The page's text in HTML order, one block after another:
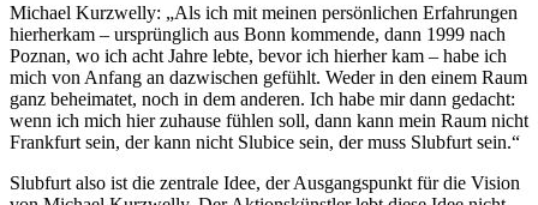
Michael Kurzwelly: „Als ich mit meinen persönlichen Erfahrungen
hierherkam – ursprünglich aus Bonn kommende, dann 1999 nach
Poznan, wo ich acht Jahre lebte, bevor ich hierher kam – habe ich
mich von Anfang an dazwischen gefühlt. Weder in den einem Raum
ganz beheimatet, noch in dem anderen. Ich habe mir dann gedacht:
wenn ich mich hier zuhause fühlen soll, dann kann mein Raum nicht
Frankfurt sein, der kann nicht Slubice sein, der muss Slubfurt sein.“
Slubfurt also ist die zentrale Idee, der Ausgangspunkt für die Vision